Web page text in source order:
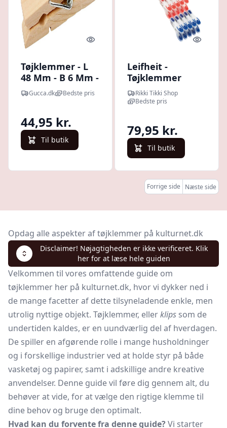
Quick look
Tøjklemmer - L
48 Mm - B 6 Mm -
50 Stk.
Gucca.dk Bedste pris
44,95 kr.
Til butik
Quick
Leifheit -
Tøjklemmer
Luksus 25stk
Rød/blå
Rikki Tikki Shop
Bedste pris
79,95 kr.
Til butik
Forrige side Næste side
Opdag alle aspekter af tøjklemmer på kulturnet.dk
Disclaimer! Nøjagtigheden er ikke verificeret. Klik
her for at læse hele guiden
Velkommen til vores omfattende guide om
tøjklemmer her på kulturnet.dk, hvor vi dykker ned i
de mange facetter af dette tilsyneladende enkle, men
utrolig nyttige objekt. Tøjklemmer, ellerklips som de
undertiden kaldes, er en uundværlig del af hverdagen.
De spiller en afgørende rolle i mange husholdninger
og i forskellige industrier ved at holde styr på både
vasketøj og papirer, samt i adskillige andre kreative
anvendelser. Denne guide vil føre dig gennem alt, du
behøver at vide, for at vælge den rigtige klemme til
dine behov og bruge den optimalt.
Hvad kan du forvente fra denne guide?Vi starter